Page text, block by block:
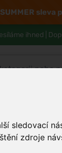
sledovací
zdroje
SUMMER sleva
ihned |
a hygiena